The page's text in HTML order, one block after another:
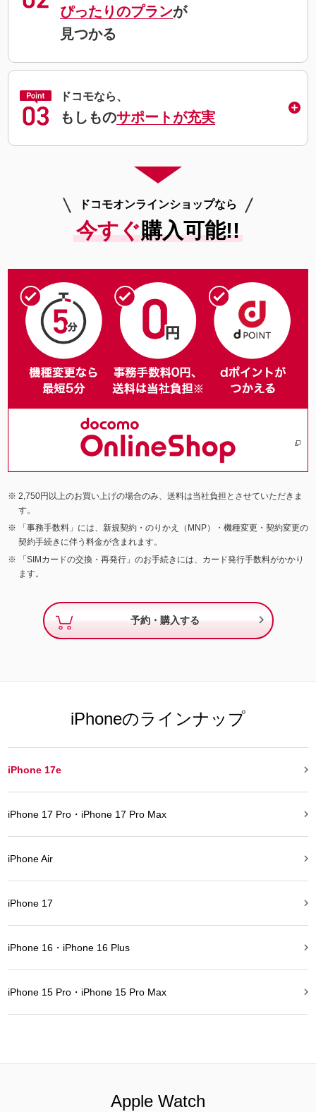
ぴったりのプランが
見つかる
ドコモなら、
もしものサポートが充実
ドコモオンラインショップなら
今すぐ購入可能!!
2,750円以上のお買い上げの場合のみ、送料は当社負担とさせていただきま
す。
「事務手数料」には、新規契約・のりかえ（MNP）・機種変更・契約変更の
契約手続きに伴う料金が含まれます。
「SIMカードの交換・再発行」のお手続きには、カード発行手数料がかかり
ます。
予約・購入する 
iPhoneのラインナップ
iPhone 17e 
iPhone 17 Pro・iPhone 17 Pro Max 
iPhone Air 
iPhone 17 
iPhone 16・iPhone 16 Plus 
iPhone 15 Pro・iPhone 15 Pro Max 
Apple Watch